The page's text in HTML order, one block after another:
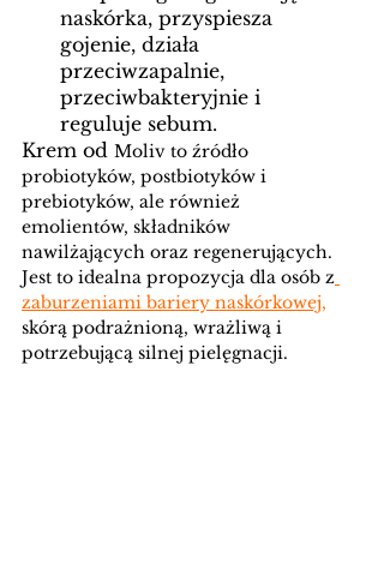
naskórka, przyspiesza
gojenie, działa
przeciwzapalnie,
przeciwbakteryjnie i
reguluje sebum.
Krem od Moliv to źródło
probiotyków, postbiotyków i
prebiotyków, ale również
emolientów, składników
nawilżających oraz regenerujących.
Jest to idealna propozycja dla osób z
zaburzeniami bariery naskórkowej,
skórą podrażnioną, wrażliwą i
potrzebującą silnej pielęgnacji.